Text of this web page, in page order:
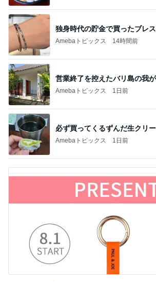
独身時代の貯金で買ったブレ
Amebaトピックス 14時間前
営業終了を控えたバリ島の我
Amebaトピックス 1日前
必ず買ってくるずんだ生クリ
Amebaトピックス 1日前